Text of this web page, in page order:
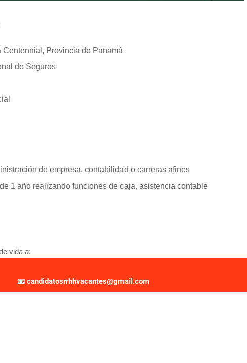
Centennial, Provincia de Panamá
de Seguros
de empresa, contabilidad o carreras afines
1 año realizando funciones de caja, asistencia contable
vida a:
📧 candidatosrrhhvacantes@gmail.com